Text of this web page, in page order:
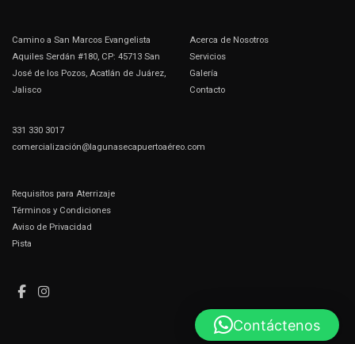
Camino a San Marcos Evangelista
Aquiles Serdán #180, CP: 45713 San
José de los Pozos, Acatlán de Juárez,
Jalisco
331 330 3017
comercialización@lagunasecapuertoaéreo.com
Acerca de Nosotros
Servicios
Galería
Contacto
Requisitos para Aterrizaje
Términos y Condiciones
Aviso de Privacidad
Pista
Contáctenos